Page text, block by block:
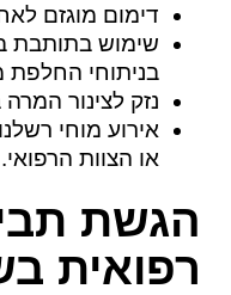
דימום מוגזם
שימוש בתותבת
בניתוחי החלפת
נזק לצינור
אירוע מוחי
או הצוות הרפואי.
הגשת
רפואית